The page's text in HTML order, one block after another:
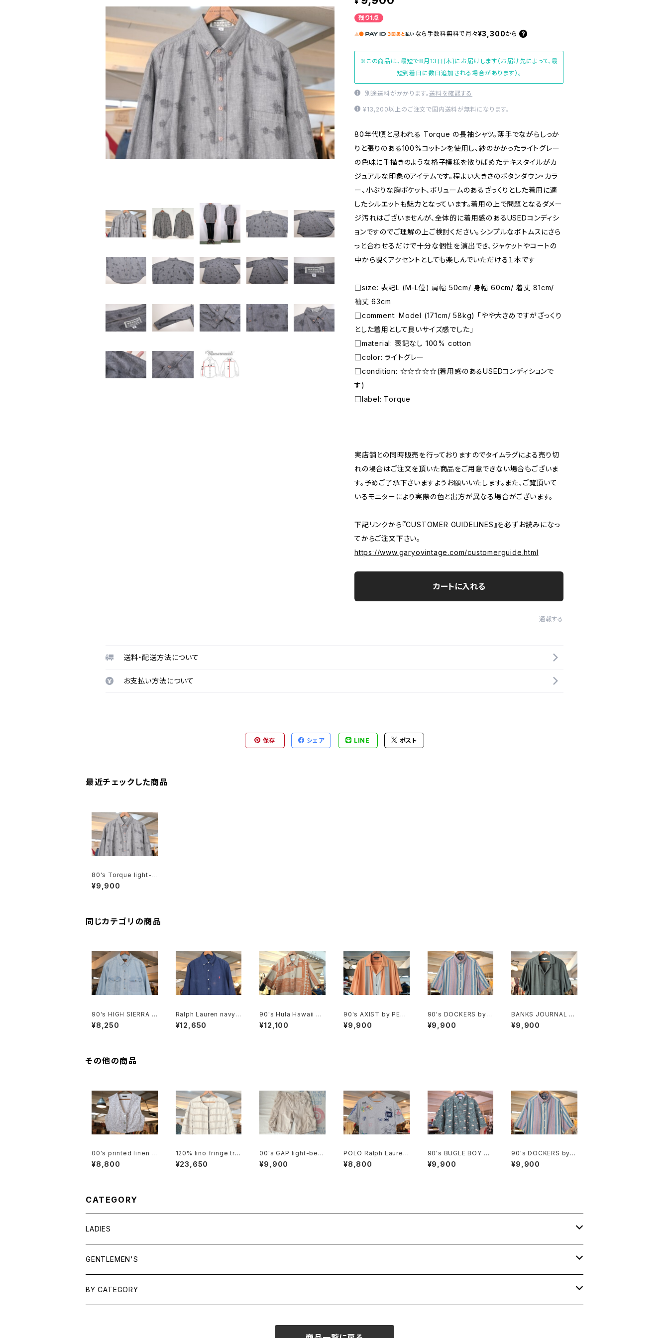
残り1点
なら 手数料無料で 月々¥3,300から
※この商品は、最短で8月13日(木)にお届けします（お届け先によって、最
短到着日に数日追加される場合があります）。
別途送料がかかります。送料を確認する
¥13,200以上のご注文で国内送料が無料になります。
80年代頃と思われる Torque の長袖シャツ。薄手でながらしっか
りと張りのある100%コットンを使用し、紗のかかったライトグレー
の色味に手描きのような格子模様を散りばめたテキスタイルがカ
ジュアルな印象のアイテムです。程よい大きさのボタンダウン・カラ
ー、小ぶりな胸ポケット、ボリュームのあるざっくりとした着用に適
したシルエットも魅力となっています。着用の上で問題となるダメー
ジ汚れはございませんが、全体的に着用感のあるUSEDコンディシ
ョンですのでご理解の上ご検討ください。シンプルなボトムスにさら
っと合わせるだけで十分な個性を演出でき、ジャケットやコートの
中から覗くアクセントとしても楽しんでいただける１本です
□size: 表記L (M-L位) 肩幅 50cm/ 身幅 60cm/ 着丈 81cm/
袖丈 63cm
□comment: Model (171cm/ 58kg) 「やや大きめですがざっくり
とした着用として良いサイズ感でした」
□material: 表記なし 100% cotton
□color: ライトグレー
□condition: ☆☆☆☆☆(着用感のあるUSEDコンディションで
す)
□label: Torque
実店舗との同時販売を行っておりますのでタイムラグによる売り切
れの場合はご注文を頂いた商品をご用意できない場合もございま
す。予めご了承下さいますようお願いいたします。また、ご覧頂いて
いるモニターにより実際の色と出方が異なる場合がございます。
下記リンクから『CUSTOMER GUIDELINES』を必ずお読みになっ
てからご注文下さい。
https://www.garyovintage.com/customerguide.html
カートに入れる
通報する
送料・配送方法について
お支払い方法について
保存 シェア LINE ポスト
最近チェックした商品
80's Torque light-g
ray drawing-plaid c
otton Shirt
¥9,900
同じカテゴリの商品
90's HIGH SIERRA f
aded indigo denim
Shirt
¥8,250
Ralph Lauren navy li
nen B.D. Shirt
¥12,650
90's Hula Hawaii ge
ometric tribal patter
n Shirt
¥12,100
90's AXIST by PERR
Y ELLIS panel-patte
rn washable-silk Sh
¥9,900
90's DOCKERS by L
evi's multi-stripe a
nd botanical Shirt
¥9,900
BANKS JOURNAL ra
yon ×linen open-co
llar Shirt
¥9,900
その他の商品
00's printed linen c
otton short Vest
¥8,800
120% lino fringe tri
mmed collarless Ja
cket
¥23,650
00's GAP light-beig
e cotton-twill cargo
Shorts
¥9,900
POLO Ralph Lauren
drawing printed Te
e w/ patch
¥8,800
90's BUGLE BOY go
lf-print cotton Shirt
¥9,900
90's DOCKERS by L
evi's multi-stripe a
nd botanical Shirt
¥9,900
CATEGORY
LADIES
TOPS
SHIRTS
OUTERWEAR
GENTLEMEN'S
TOPS
BY CATEGORY